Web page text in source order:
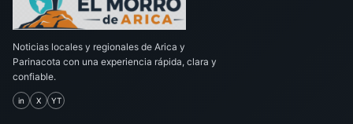
Noticias locales y regionales de Arica y
Parinacota con una experiencia rápida, clara y
confiable.
in X YT